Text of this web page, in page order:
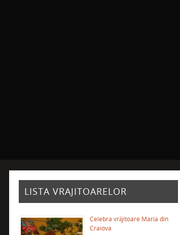
LISTA VRAJITOARELOR
Celebra vrăjitoare Maria din
Craiova